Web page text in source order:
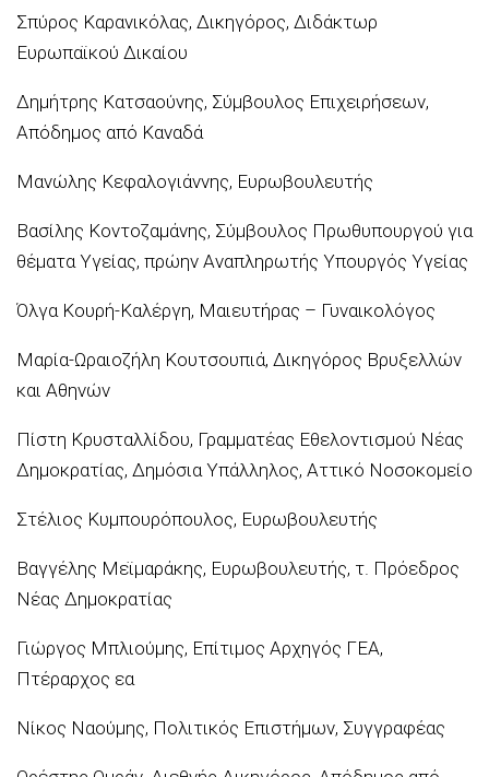
Σπύρος Καρανικόλας, Δικηγόρος, Διδάκτωρ
Ευρωπαϊκού Δικαίου
Δημήτρης Κατσαούνης, Σύμβουλος Επιχειρήσεων,
Απόδημος από Καναδά
Μανώλης Κεφαλογιάννης, Ευρωβουλευτής
Βασίλης Κοντοζαμάνης, Σύμβουλος Πρωθυπουργού για
θέματα Υγείας, πρώην Αναπληρωτής Υπουργός Υγείας
Όλγα Κουρή-Καλέργη, Μαιευτήρας – Γυναικολόγος
Μαρία-Ωραιοζήλη Κουτσουπιά, Δικηγόρος Βρυξελλών
και Αθηνών
Πίστη Κρυσταλλίδου, Γραμματέας Εθελοντισμού Νέας
Δημοκρατίας, Δημόσια Υπάλληλος, Αττικό Νοσοκομείο
Στέλιος Κυμπουρόπουλος, Ευρωβουλευτής
Βαγγέλης Μεϊμαράκης, Ευρωβουλευτής, τ. Πρόεδρος
Νέας Δημοκρατίας
Γιώργος Μπλιούμης, Επίτιμος Αρχηγός ΓΕΑ,
Πτέραρχος εα
Νίκος Ναούμης, Πολιτικός Επιστήμων, Συγγραφέας